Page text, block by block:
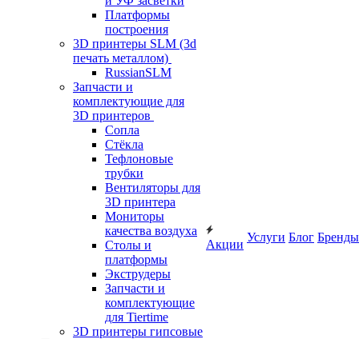
Платформы
построения
3D принтеры SLM (3d
печать металлом)
RussianSLM
Запчасти и
комплектующие для
3D принтеров
Сопла
Cтёкла
Тефлоновые
трубки
Вентиляторы для
3D принтера
Мониторы
качества воздуха
Столы и
платформы
Экструдеры
Запчасти и
комплектующие
для Tiertime
3D принтеры гипсовые
Акции
Услуги Блог Бренды